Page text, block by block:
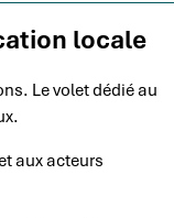
locale
Le volet dédié au
aux acteurs